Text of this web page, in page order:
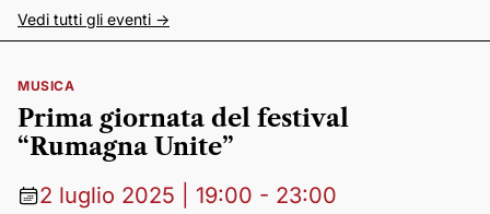
Vedi tutti gli eventi ->
MUSICA
Prima giornata del festival
“Rumagna Unite”
2 luglio 2025 | 19:00 - 23:00